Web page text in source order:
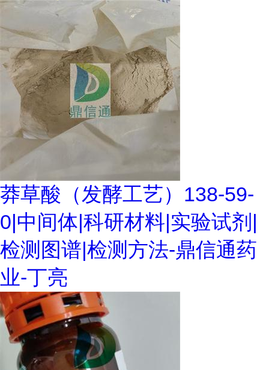
莽草酸（发酵工艺）138-59-
0|中间体|科研材料|实验试剂|
检测图谱|检测方法-鼎信通药
业-丁亮